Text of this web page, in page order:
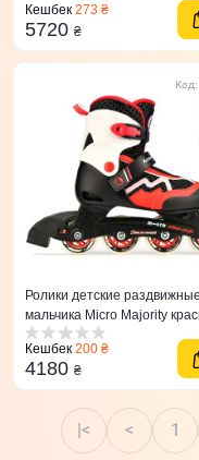
Кешбек 273 ₴
5720 ₴
Ролики детские
мальчика Micro Majority
Кешбек 200 ₴
4180 ₴
|< < 1